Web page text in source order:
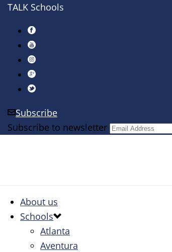
TALK Schools
Subscribe
Subscribe to newsletter
About us
Schools
Atlanta
Aventura